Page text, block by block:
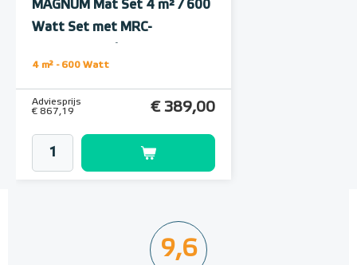
60 x 100 cm à 0,6 cm)
6 en 10 mm dikte
€ 212,50
MAGNUM Mat Set 4 m² / 600
Watt Set met MRC-
4 m² - 600 Watt
Adviesprijs
€ 867,19
€ 389,00
9,6